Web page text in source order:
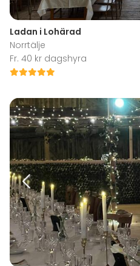
Ladan i Lohärad
Norrtälje
Fr. 40 kr dagshyra